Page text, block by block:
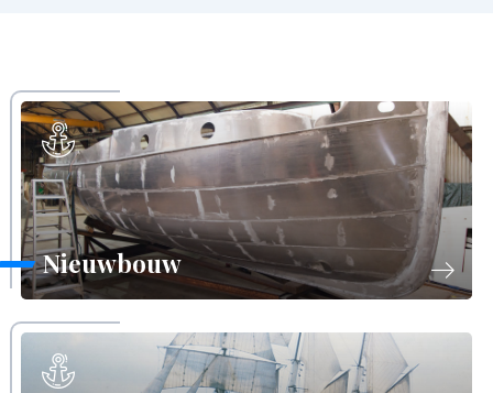
Nieuwbouw